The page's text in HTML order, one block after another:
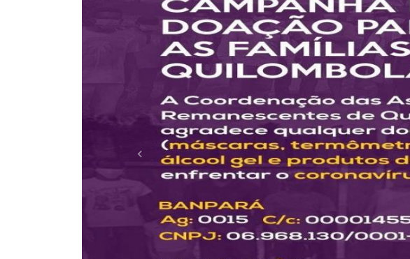
Acompanhe o que
Compilamos 479 notícias
Filme 'Do Quilombo pra
Portal da